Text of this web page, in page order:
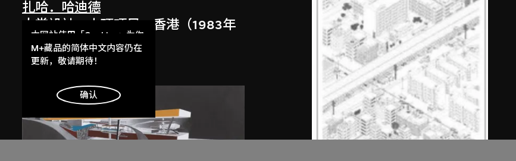
扎哈．哈迪德
大堂設計，山頂項目，香港（1983年
競賽）
1983/2012
本网站使用「Cookies」为你
提供最好的网站体验。
了解更多
明白
M+藏品的简体中文内容仍在
更新，敬请期待！
确认